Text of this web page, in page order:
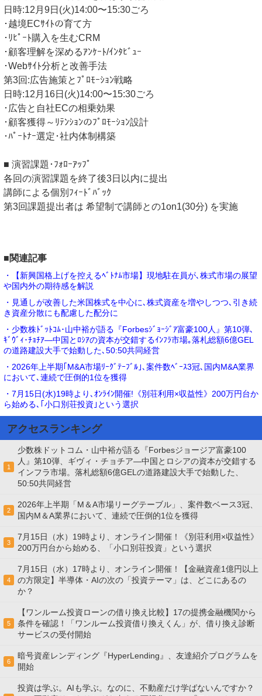
日時:12月9日(火)14:00〜15:30ごろ
･越境ECｻｲﾄの育て方
･ﾘﾋﾟｰﾄ購入を生むCRM
･顧客理解を深めるｱﾝｹｰﾄ/ｲﾝﾀﾋﾞｭｰ
･Webｻｲﾄ分析と改善手法
第3回:広告施策とﾌﾟﾛﾓｰｼｮﾝ戦略
日時:12月16日(火)14:00〜15:30ごろ
･広告と自社ECの相乗効果
･顧客獲得～ﾘﾃﾝｼｮﾝのﾌﾟﾛﾓｰｼｮﾝ設計
･ﾊﾟｰﾄﾅｰ選定･社内体制構築
■ 演習課題･ﾌｫﾛｰｱｯﾌﾟ
各回の演習課題を終了後3日以内に提出
講師による個別ﾌｨｰﾄﾞﾊﾞｯｸ
第3回課題提出者は 希望制で講師との1on1(30分) を実施
■関連記事
・【新興国格上げを控えるﾍﾞﾄﾅﾑ市場】現地駐在員が､株式市場の展望
や国内外の期待感を解説
・見通しが改善した米国株式を中心に､株式資産を増やしつつ､引き続
き資産分散にも配慮した配分に
・少数株ﾄﾞｯﾄｺﾑ･山中裕が語る『Forbesｼﾞｮｰｼﾞｱ富豪100人』第10弾､
ｷﾞｳﾞｨ･ﾁｮﾁｱ―中国とﾛｼｱの資本が交錯するｲﾝﾌﾗ市場｡落札総額6億GEL
の道路建設大手で始動した､50:50共同経営
・2026年上半期｢M&A市場ﾘｰｸﾞﾃｰﾌﾞﾙ｣､案件数ﾍﾞｰｽ3冠､国内M&A業界
において､連続で圧倒的1位を獲得
・7月15日(水)19時より､ｵﾝﾗｲﾝ開催!《別荘利用×収益性》200万円台か
ら始める､｢小口別荘投資｣という選択
アクセスランキング
1
少数株ドットコム・山中裕が語る『Forbesジョージア富豪100
人』第10弾、ギヴィ・チョチア―中国とロシアの資本が交錯する
インフラ市場。落札総額6億GELの道路建設大手で始動した、
50:50共同経営
2
2026年上半期「M＆A市場リーグテーブル」、案件数ベース3冠、
国内M＆A業界において、連続で圧倒的1位を獲得
3
7月15日（水）19時より、オンライン開催！《別荘利用×収益性》
200万円台から始める、「小口別荘投資」という選択
4
7月15日（水）17時より、オンライン開催！【金融資産1億円以上
の方限定】半導体・AIの次の「投資テーマ」は、どこにあるの
か？
5
【ワンルーム投資ローンの借り換え比較】17の提携金融機関から
条件を確認！「ワンルーム投資借り換えくん」が、借り換え診断
サービスの受付開始
6
暗号資産レンディング『HyperLending』、友達紹介プログラムを
開始
投資は学ぶ。AIも学ぶ。なのに、不動産だけ学ばないんですか？